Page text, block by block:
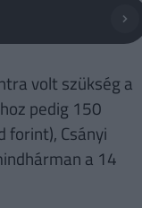
volt szükség a
pedig 150
forint), Csányi
a 14